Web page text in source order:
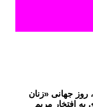
اردیبهشت، روز جهانی «زنان
افتخار مریم